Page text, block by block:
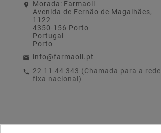
Morada: Farmaoli
Avenida de Fernão de Magalhães,
1122
4350-156 Porto
Portugal
Porto
info@farmaoli.pt
22 11 44 343 (Chamada para a rede
fixa nacional)